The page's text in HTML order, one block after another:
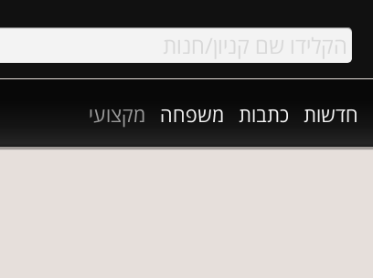
חדשות כתבות משפחה מקצועי